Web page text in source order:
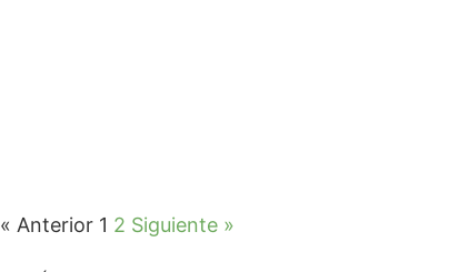
« Anterior 1 2 Siguiente »